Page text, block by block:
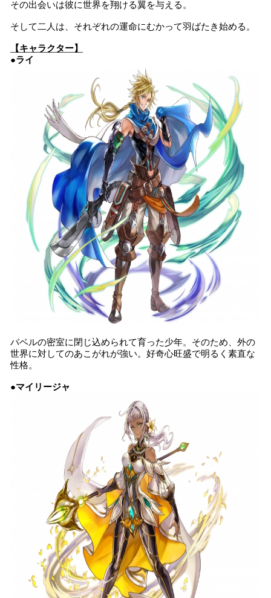
その出会いは彼に世界を翔ける翼を与える。
そして二人は、それぞれの運命にむかって羽ばたき始める。
【キャラクター】
●ライ
バベルの密室に閉じ込められて育った少年。そのため、外の
世界に対してのあこがれが強い。好奇心旺盛で明るく素直な
性格。
●マイリージャ